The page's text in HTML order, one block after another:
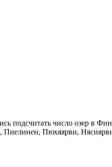
подсчитать число озер в
Пюхяярви,